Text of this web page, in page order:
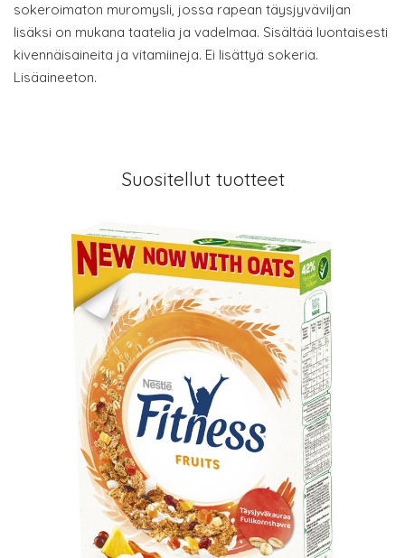
sokeroimaton muromysli, jossa rapean täysjyväviljan
lisäksi on mukana taatelia ja vadelmaa. Sisältää luontaisesti
kivennäisaineita ja vitamiineja. Ei lisättyä sokeria.
Lisäaineeton.
Suositellut tuotteet